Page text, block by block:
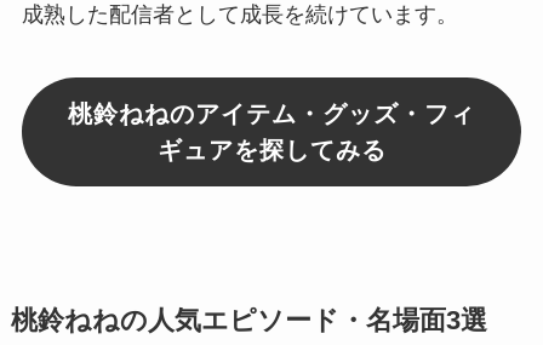
成熟した配信者として成長を続けています。
桃鈴ねねのアイテム・グッズ・フィ
ギュアを探してみる
桃鈴ねねの人気エピソード・名場面3選